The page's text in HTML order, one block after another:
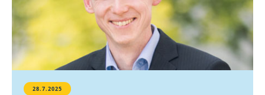
28.7.2025